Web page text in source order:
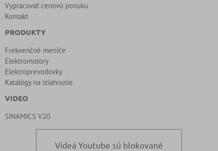
Vypracovať cenovú ponuku
Kontakt
PRODUKTY
Frekvenčné meniče
Elektromotory
Elektroprevodovky
Katalógy na stiahnutie
VIDEO
SINAMICS V20
Videá Youtube sú blokované